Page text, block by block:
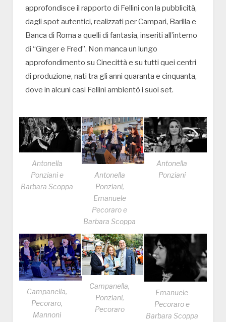
approfondisce il rapporto di Fellini con la pubblicità,
dagli spot autentici, realizzati per Campari, Barilla e
Banca di Roma a quelli di fantasia, inseriti all’interno
di “Ginger e Fred”. Non manca un lungo
approfondimento su Cinecittà e su tutti quei centri
di produzione, nati tra gli anni quaranta e cinquanta,
dove in alcuni casi Fellini ambientò i suoi set.
Antonella
Ponziani e
Barbara Scoppa
Antonella
Ponziani,
Emanuele
Pecoraro e
Barbara Scoppa
Antonella
Ponziani
Campanella,
Pecoraro,
Mannoni
Campanella,
Ponziani,
Pecoraro
Emanuele
Pecoraro e
Barbara Scoppa